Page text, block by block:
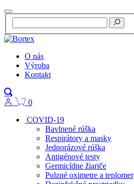
O nás
Výroba
Kontakt
0
COVID-19
Bavlnené rúška
Respirátory a masky
Jednorázové rúška
Antigénové testy
Germicídne žiariče
Pulzné oximetre a